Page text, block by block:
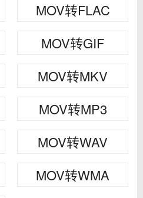
MOV转FLAC
MOV转GIF
MOV转MKV
MOV转MP3
MOV转WAV
MOV转WMA